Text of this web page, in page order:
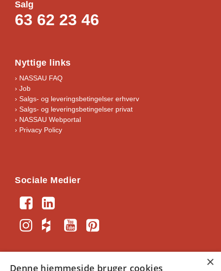
Salg
63 62 23 46
Nyttige links
› NASSAU FAQ
› Job
› Salgs- og leveringsbetingelser erhverv
› Salgs- og leveringsbetingelser privat
› NASSAU Webportal
› Privacy Policy
Sociale Medier
×
Denne hjemmeside bruger cookies